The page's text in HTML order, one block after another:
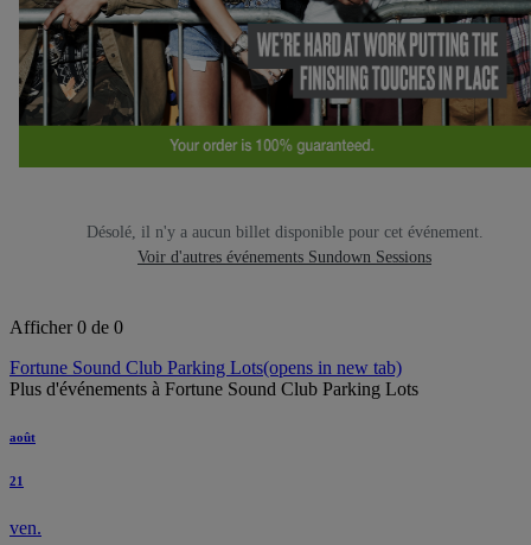
Désolé, il n'y a aucun billet disponible pour cet événement.
Voir d'autres événements Sundown Sessions
Afficher 0 de 0
Fortune Sound Club Parking Lots(opens in new tab)
Plus d'événements à Fortune Sound Club Parking Lots
août
21
ven.